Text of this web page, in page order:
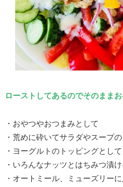
ローストしてあるのでそのままお
・おやつやおつまみとして
・荒めに砕いてサラダやスープ
・ヨーグルトのトッピングとして
・いろんなナッツとはちみつ漬け
・オートミール、ミューズリー